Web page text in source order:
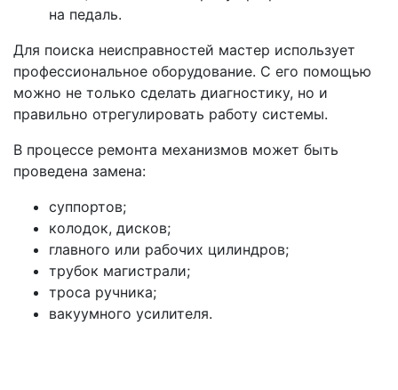
на педаль.
Для поиска неисправностей мастер использует
профессиональное оборудование. С его помощью
можно не только сделать диагностику, но и
правильно отрегулировать работу системы.
В процессе ремонта механизмов может быть
проведена замена:
суппортов;
колодок, дисков;
главного или рабочих цилиндров;
трубок магистрали;
троса ручника;
вакуумного усилителя.